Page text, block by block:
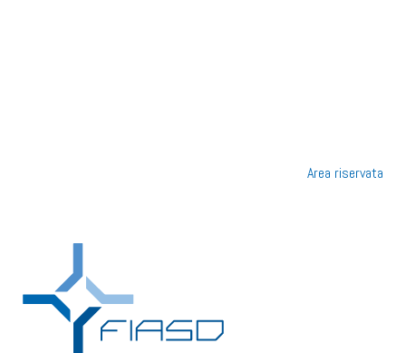
Area riservata